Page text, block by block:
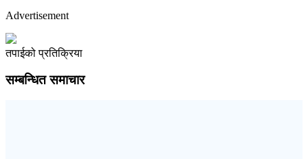
Advertisement
तपाईको प्रतिक्रिया
सम्बन्धित समाचार